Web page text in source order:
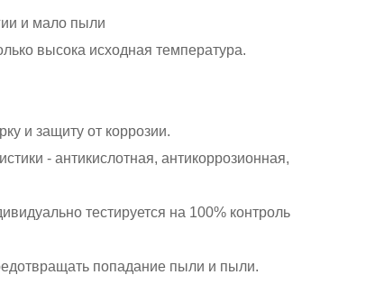
и мало пыли
высока исходная температура.
и защиту от коррозии.
- антикислотная, антикоррозионная,
тестируется на 100% контроль
попадание пыли и пыли.